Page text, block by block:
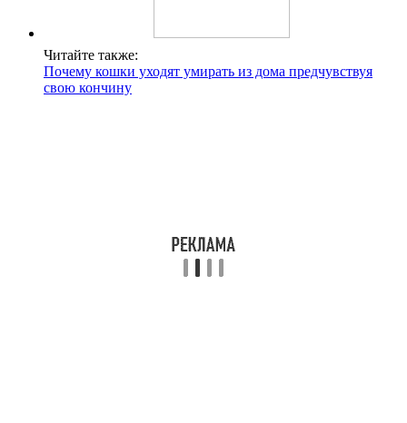
Читайте также:
Почему кошки уходят умирать из дома предчувствуя
свою кончину